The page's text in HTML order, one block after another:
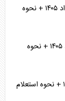
جدول قطعی برق استان فارس فردا جمعه ۱۶ مرداد ۱۴۰۵ + نحوه
جدول قطعی برق استان البرز فردا جمعه ۱۶ مرداد ۱۴۰۵ + نحوه